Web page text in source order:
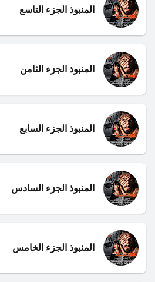
المنبوذ الجزء التاسع
المنبوذ الجزء الثامن
المنبوذ الجزء السابع
المنبوذ الجزء السادس
المنبوذ الجزء الخامس